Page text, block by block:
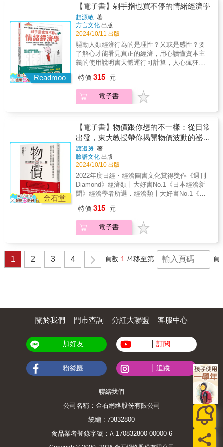
的力量。
科技或政策所推動：中國1978年的改革開放，
讓千百萬原本餓著肚子的人民能吃得飽。從那
一年起，中國的經濟成長每年都維持超過9%。
▌探討歷史事件背後的經濟力量⊙為什麼犁的發
明加劇了性別不平等？⊙某些疾病如何塑造了殖
民主義的模式⊙摩天大樓為何首先出現在美國城
市？⊙鏡子的發明如何創造了消費者文化⊙為什
為什麼同盟國會贏得二次世界大戰？⊙財產權如
何推動一九八○年代中國的快速成長▌思考人類
當前面臨的經濟問題⊙市場的高度集中化造成市
麼樣的危機？⊙氣候變遷是世上最大的市場失靈
事件，它將如何威脅我們的未來？從農業的開
端到人工智慧的崛起，本書講述了創造力、貪
婪和追求更好生活的渴望，如何以驚人的方式
決定了我們的過去、現在和未來，內容充滿啟
發性與可讀性。想了解經濟學，善用經濟學概
念做出更好選擇、過更好生活的你，絕不可錯
過。賴建誠╱清華大學經濟系榮譽退休教授廖
啟宏╱加州政府研究首席、《一口經濟學》
PODCAST主持人、加州大學戴維斯分校經濟
研究所教授專業推薦【本書特色】‧以極短的篇
幅完整講述人類社會的經濟發展史，只要一個
下午的時間就能讀完。‧作者引人入勝的敘事風
格，讓一般人認為沉悶的主題變得有趣且深具
啟發性。‧特別提及多位女性經濟學家的卓越思
想與貢獻，是其他經濟學書籍較少著墨之處。‧
書，就選安德魯‧李這本清晰、深刻且非凡（而
富有、壽命更長、孩子更健康、生產力大幅提
高，而且更幸福。──克勞蒂亞‧戈丁（Claudia
Goldin），2023年諾貝爾經濟學獎得主，哈佛
大學經濟學教授‧這本小書充滿了對經濟學的洞
見，並用難忘的故事和歷史事件來描繪。對經
濟學感到好奇又困惑的人，能從本書中學到這
輩子都可以與人談論經濟的知識。──卡洛琳‧M‧
霍克斯比（Caroline M. Hoxby），史丹佛大學
經濟學教授‧作者帶領我們踏上一段令人興奮的
旅程，從人類建立第一座城市到創造複雜的現
代世界經濟──沿途充滿了各種轉折……這是一
部清晰明瞭、引人入勝的經濟史。──哈密斯．
適當的抉擇不同，人類原本就是不理性的生
物，會依照直覺做出決策，很容易發生衝動的
行為。所以，我們常常會有： 明知道要工作
卻經常偷懶；明明換工作比較好，卻常無法下
定決心 一場電影不好看，卻因為不想浪費票
錢，還是忍耐看完 投資股票時，聽到不利的
投資資訊時，只聽自己想聽的，導致賠錢 常
常買了東西後，之後又放著不使用…… 為什
麼股票下跌，卻不願停損，一直買進攤平？會
「人類腦」的機制。◤你我的行為，受動物腦
與人類腦的宰制，做出成功選擇的人，是管好
自己大腦的人！◢本書從「動物腦」與「人類
並透過已有多位經濟學大神投入研究的行為經
濟學裡，以心理學的觀點為我們解釋人類的行
為背後的動機與緣由。●想要人們自動自發地改
變行為？例如，希望顧客結帳時自動保持社交
距離，怎麼做？→利用輕推理論，以非強制的
手法引導人們做出符合期待的舉動。●店家推出
的折扣50％和買一送一優惠，聽起來一樣，但
實際上感受卻不一樣→改變說法即能改變情
什麼中大獎或得到年終獎金時，我們會比較捨
得花錢？→這是因為我們心中所設定的心理帳
戶緣故。許多人會自行在心中大略設定各項支
圖解深入淺出的文字，說明日常生活中常見的
各種行為經濟學理論。諸如：執著於已花費成
政策推行的工具。當你懂得更多，更能掌握大
腦運作的機制，理解人類有時不經大腦，直覺
腦與動物腦，做出聰明好選擇。
Readmoo
【電子書】剁手指也買不停的情緒經濟學
趙源敬 著
方言文化 出版
2024/10/11 出版
驅動人類經濟行為的是理性？又或是感性？要
了解心才能看見真正的經濟，用心讀懂資本主
義的使用說明書天體運行可計算，人心瘋狂無
動物，所有經濟行為都是理性盤算的結果。然
而，能見到最多「瘋狂」之地不是精神病院，
而是菜市場、颱風前的超市和周年慶的百貨。
被「動物本能」支配的心。 本書將透過20
個人類情緒的面向，探討人心是如何與經濟行
為緊密相連。這是一個需要理性與感性雙管齊
下的時代，僅用理性看待經濟趨勢，僅能看到
表面的數字走向，掌握感性能讓你看到人類行
為的驅動模式，捕捉市場脈動，洞見未來的趨
勢，助你做出最有利的決定！八秒內搶目光，
人類注意力已比金魚短 資訊爆炸的時代，
人的注意力大量分散，分散到僅能給一則資訊8
秒的時間，這比金魚9秒的記憶力還短。於是，
不斷的挑戰人類注意力的極限。 這已不再
是傳統經濟學的戰場，而是行為經濟學的領域
了。能帶給人們刺激感受的廣告文案，不僅能
獲得消費者的注意，甚至能影響他們的判斷
力。而企業用盡各種科學方法，掌握設計與色
彩學，就是為了讓自家品牌在消費者的心中扎
狀態。人類身為社會性動物，有比較心態是很
失極大，用對能突破自我。例如投資界時有所
聞的「最大笨蛋理論」，就是用錯比較心而錯
能落於人後，又覺得自己不買在最高點，往往
這種別人有我也有的侷限，就會造成大損失。
反之，若是把透過這種不想輸給他人的心，用
在積極開創副業或打拼世界，那就會是推動自
己突破瓶頸的大動力。 「FOBO」則是選
擇恐懼症，正因選擇太多，但大多數的人並沒
有「我是大人，我全都要」的經濟底氣，而錯
選或跟風又可能陷入「FOMO」帶來的巨大損
失中。面對「FOBO」又應該如何是好？善用
特價 315 元
電子書
金石堂
【電子書】物價跟你想的不一樣：從日常
出發，東大教授帶你揭開物價波動的祕
密，透過物價看見經濟的真實全貌
渡邊努 著
臉譜文化 出版
2024/10/10 出版
2022年度日經・經濟圖書文化賞得獎作《週刊
Diamond》經濟類十大好書No.1《日本經濟新
聞》經濟學者所選．經濟類十大好書No.1《週
No.1&哈佛大學博士，曾任職日本央行、現任東
大經濟學教授日本物價理論與實證研究第一人
──渡邊努 生涯力作&&物價是什麼？為什麼會
識，以沒有通膨也沒有通縮的世界為目標，一
本劃時代的經濟學入門&【國立臺灣大學經濟學
（台灣經濟研究院景氣預測中心主任）陳旭昇
（國立臺灣大學經濟學系教授）陳明郎（中央
經濟學系兼任教授）陳鳳馨（資深媒體人、
News98《財經起床號》主持人）──貨真價實
不願意漲價？＄通貨膨脹跟通貨緊縮竟然跟人
們的「心情」有關？＄人們常抱怨薪水跟不上
物價的漲幅，但物價不漲又真的是好事嗎？
＄物價是怎麼被「編製」出來的？物價指數要
怎麼計算才準確？＄為什麼央行只是升息、降
息，就能影響物價，進而牽動整體社會的經
濟？&hellip;&hellip;&物價與我們的生活息息相
關──從日常用品、飲食、醫療、住房、薪資
&hellip;&hellip;，物價對我們每一個人的影響無
所不在；對於每一間商家、企業與品牌，從原
特價 315 元
電子書
1 2 3 4 頁數 1 /4移至第 頁
關於我們 門市查詢 分紅大聯盟 客服中心
加好友 訂閱
粉絲團 追蹤
聯絡我們
公司名稱：金石網絡股份有限公司
統編 : 70832800
食品業者登錄字號：A-170832800-00000-6